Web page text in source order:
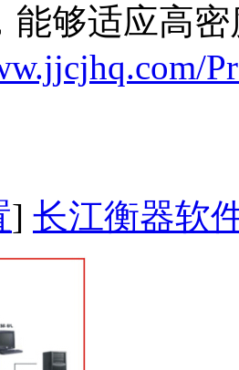
能够适应高
] 长江衡器软